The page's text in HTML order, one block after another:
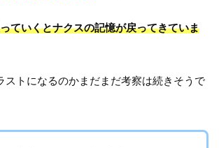
ていくとナクスの記憶が戻ってきていま
ストになるのかまだまだ考察は続きそうで